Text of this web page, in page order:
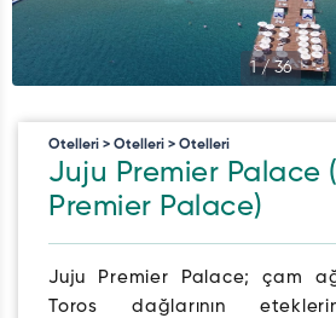
1/36
Otelleri > Otelleri > Otelleri
Juju Premier Palace
Premier Palace)
Juju Premier Palace; çam
Toros dağlarının